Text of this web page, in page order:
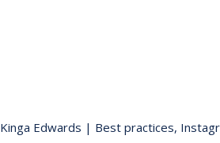
Kinga Edwards | Best practices,